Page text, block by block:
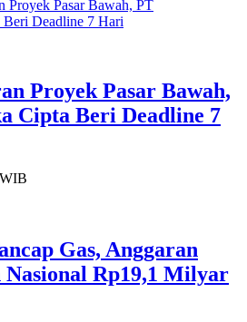
Proyek Pasar Bawah,
Cipta Beri Deadline 7
Gas, Anggaran
Rp19,1 Milyar